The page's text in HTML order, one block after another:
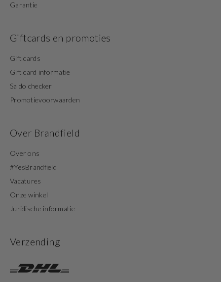
Garantie
Giftcards en promoties
Gift cards
Gift card informatie
Saldo checker
Promotievoorwaarden
Over Brandfield
Over ons
#YesBrandfield
Vacatures
Onze winkel
Juridische informatie
Verzending